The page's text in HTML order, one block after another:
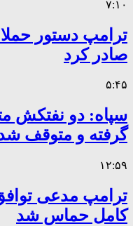
۷:۱۰
ترامپ دستور
صادر کرد
۵:۴۵
سپاه: دو نفتکش
گرفته و متوقف
۱۲:۵۹
ترامپ مدعی
کامل حماس شد